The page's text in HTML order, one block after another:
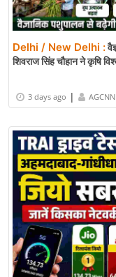
Delhi / New Delhi :
शिवराज सिंह चौहान ने कृषि
3 days ago |